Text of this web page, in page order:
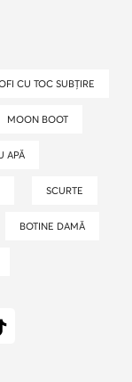
CU TOC SUBȚIRE
MOON BOOT
APĂ
SCURTE
BOTINE DAMĂ